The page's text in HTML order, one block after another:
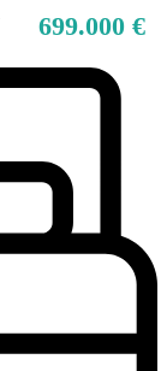
699.000 €